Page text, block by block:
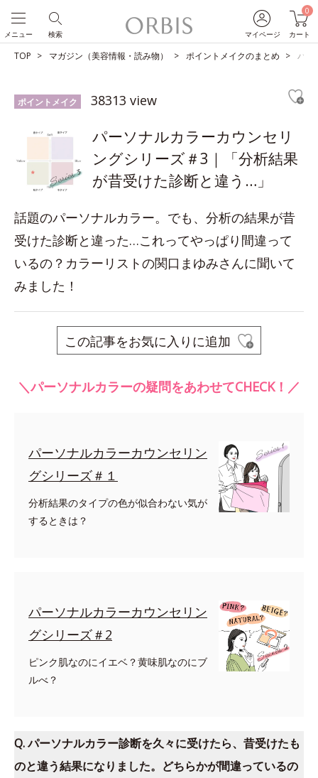
マイページ
0
カート
検索
メニュー
TOP マガジン（美容情報・読み物） ポイントメイクのまとめ パー
ポイントメイク 38313 view
パーソナルカラーカウンセリ
ングシリーズ＃3｜「分析結果
が昔受けた診断と違う…」
話題のパーソナルカラー。でも、分析の結果が昔
受けた診断と違った…これってやっぱり間違って
いるの？カラーリストの関口まゆみさんに聞いて
みました！
この記事をお気に入りに追加
＼パーソナルカラーの疑問をあわせてCHECK！／
パーソナルカラーカウンセリン
グシリーズ＃１
分析結果のタイプの色が似合わない気が
するときは？
パーソナルカラーカウンセリン
グシリーズ＃2
ピンク肌なのにイエベ？黄味肌なのにブ
ルべ？
Q. パーソナルカラー診断を久々に受けたら、昔受けたも
のと違う結果になりました。どちらかが間違っているの